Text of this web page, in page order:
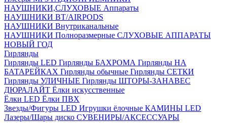
НАУШНИКИ,СЛУХОВЫЕ Аппараты
НАУШНИКИ BT/AIRPODS
НАУШНИКИ Внутриканальные
НАУШНИКИ Полноразмерные СЛУХОВЫЕ АППАРАТЫ
НОВЫЙ ГОД
Гирлянды
Гирлянды LED Гирлянды БАХРОМА Гирлянды НА
БАТАРЕЙКАХ Гирлянды обычные Гирлянды СЕТКИ
Гирлянды УЛИЧНЫЕ Гирлянды ШТОРЫ-ЗАНАВЕС
ДЮРАЛАЙТ Ёлки искусственные
Ёлки LED Ёлки ПВХ
Звезды/Фигуры LED Игрушки ёлочные КАМИНЫ LED
Лазеры/Шары диско СУВЕНИРЫ/АКСЕССУАРЫ